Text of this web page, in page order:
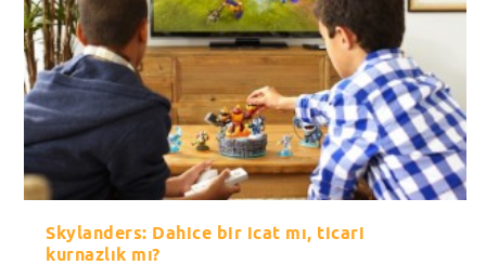
Skylanders: Dahice bir icat mı, ticari
kurnazlık mı?